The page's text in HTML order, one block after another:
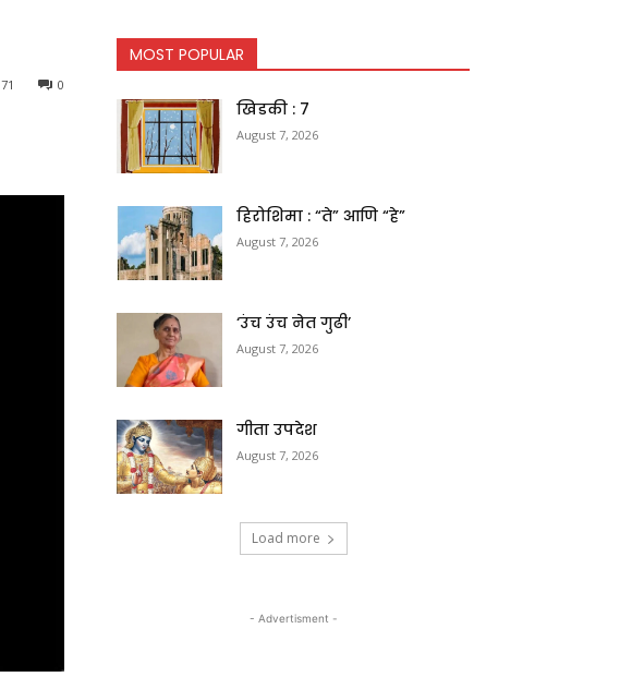
0
71
MOST POPULAR
खिडकी : 7
August 7, 2026
हिरोशिमा : “ते” आणि “हे”
August 7, 2026
‘उंच उंच नेत गुढी’
August 7, 2026
गीता उपदेश
August 7, 2026
Load more
- Advertisment -